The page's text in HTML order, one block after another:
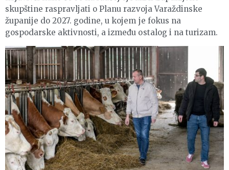
skupštine raspravljati o Planu razvoja Varaždinske
županije do 2027. godine, u kojem je fokus na
gospodarske aktivnosti, a između ostalog i na turizam.